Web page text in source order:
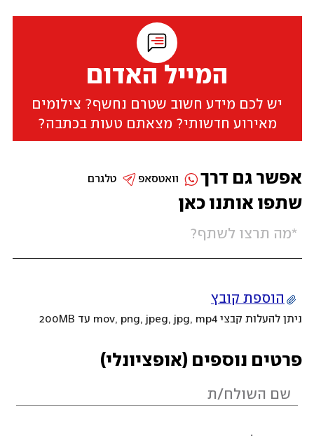
המייל האדום
יש לכם מידע חשוב שטרם נחשף? צילומים
מאירוע חדשותי? מצאתם טעות בכתבה?
שתפו אותנו כאן
הוספת קובץ
ניתן להעלות קבצי mov, png, jpeg, jpg, mp4 עד 200MB
פרטים נוספים (אופציונלי)
אפשר גם דרך טלגרם וואטסאפ